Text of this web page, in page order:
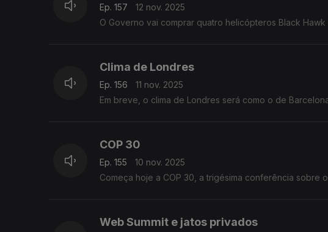
Ep. 157
12 nov. 2025
O Governo vai comprar quatro helicópteros Black
Clima de Londres
Ep. 156
11 nov. 2025
Em breve, o clima de Londres será como o de
COP 30
Ep. 155
10 nov. 2025
Começa hoje a COP 30, a trigésima conferência sobre o
Web Summit e jatos privados